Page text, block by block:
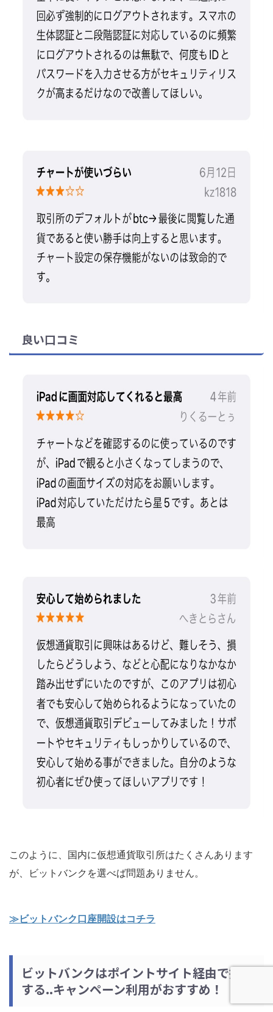
良い口コミ
このように、国内に仮想通貨取引所はたくさんあります
が、ビットバンクを選べば問題ありません。
≫ビットバンク口座開設はコチラ
ビットバンクはポイントサイト経由で損
する..キャンペーン利用がおすすめ！